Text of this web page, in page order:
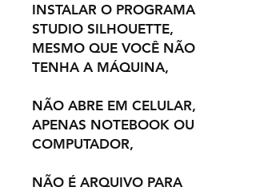
INSTALAR O PROGRAMA
STUDIO SILHOUETTE,
MESMO QUE VOCÊ NÃO
TENHA A MÁQUINA,
NÃO ABRE EM CELULAR,
APENAS NOTEBOOK OU
COMPUTADOR,
NÃO É ARQUIVO PARA